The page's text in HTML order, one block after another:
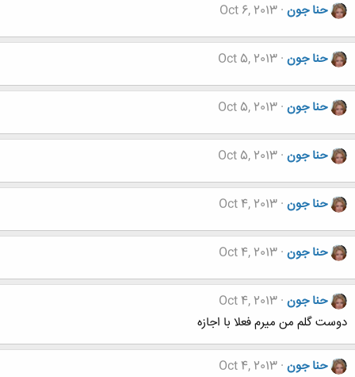
حنا جون Oct 6, 2013
حنا جون Oct 5, 2013
حنا جون Oct 5, 2013
حنا جون Oct 5, 2013
حنا جون Oct 4, 2013
حنا جون Oct 4, 2013
حنا جون Oct 4, 2013
دوست گلم من میرم فعلا با اجازه
حنا جون Oct 4, 2013